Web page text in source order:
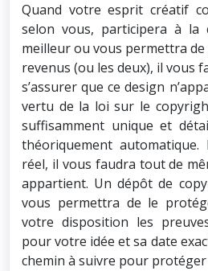
Quand votre esprit créatif
selon vous, participera à la
meilleur ou vous permettra
revenus (ou les deux), il vous
s’assurer que ce design
vertu de la loi sur le
suffisamment unique et
théoriquement
réel, il vous faudra tout de
appartient. Un dépôt de
vous permettra de le
votre disposition les
pour votre idée et sa date
chemin à suivre pour